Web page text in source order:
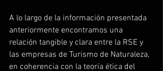
A lo largo de la información presentada
anteriormente encontramos una
relación tangible y clara entre la RSE y
las empresas de Turismo de Naturaleza,
en coherencia con la teoría ética del